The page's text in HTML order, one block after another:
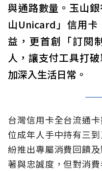
與通路數量。玉山
山Unicard」信用卡
益，更首創「訂閱
人，讓支付工具打
加深入生活日常。
台灣信用卡全台流通
位成年人手中持有三
紛推出專屬消費回饋
著與忠誠度，但對消